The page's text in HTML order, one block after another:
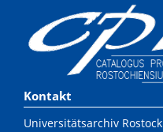
Kontakt
Universitätsarchiv Rostock